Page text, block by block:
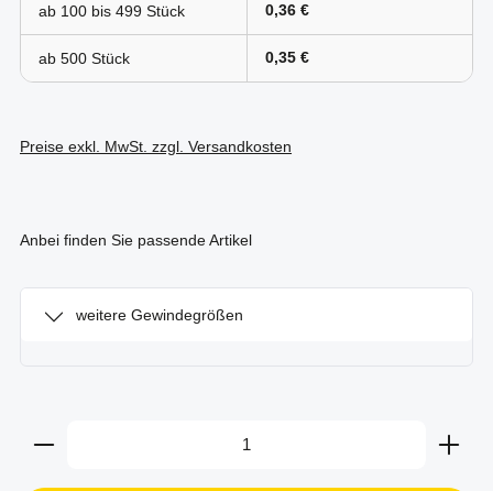
ab 100 bis 499 0,36 €
ab 500 0,35 €
Preise exkl. MwSt. zzgl. Versandkosten
Anbei finden Sie passende Artikel
weitere Gewindegrößen
Produkt Anzahl: Gib den gewünschten Wert ein